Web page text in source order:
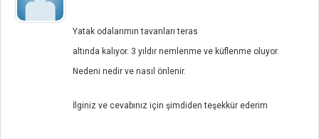
Yatak odalarımın tavanları teras
altında kalıyor. 3 yıldır nemlenme ve küflenme oluyor.
Nedeni nedir ve nasıl önlenir.
İlginiz ve cevabınız için şimdiden teşekkür ederim